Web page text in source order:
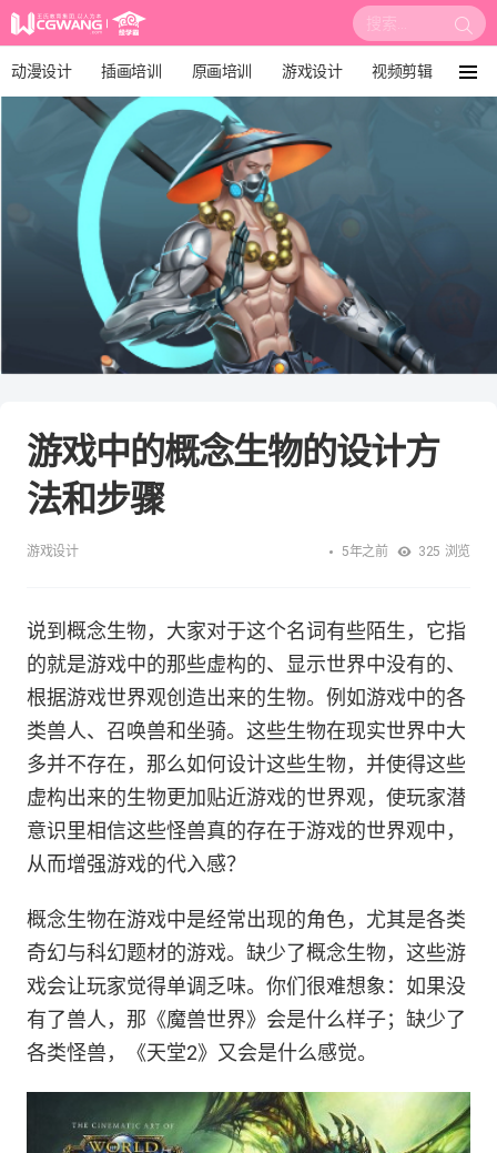
搜
索:
动漫设计 插画培训 原画培训 游戏设计 视频剪辑
影视后期 3D建模 培训课程
漫画设计 绘画教程 板绘培训
游戏中的概念生物的设计方
法和步骤
游戏设计 5年之前 325 浏览
说到概念生物，大家对于这个名词有些陌生，它指
的就是游戏中的那些虚构的、显示世界中没有的、
根据游戏世界观创造出来的生物。例如游戏中的各
类兽人、召唤兽和坐骑。这些生物在现实世界中大
多并不存在，那么如何设计这些生物，并使得这些
虚构出来的生物更加贴近游戏的世界观，使玩家潜
意识里相信这些怪兽真的存在于游戏的世界观中，
从而增强游戏的代入感？
概念生物在游戏中是经常出现的角色，尤其是各类
奇幻与科幻题材的游戏。缺少了概念生物，这些游
戏会让玩家觉得单调乏味。你们很难想象：如果没
有了兽人，那《魔兽世界》会是什么样子；缺少了
各类怪兽，《天堂2》又会是什么感觉。